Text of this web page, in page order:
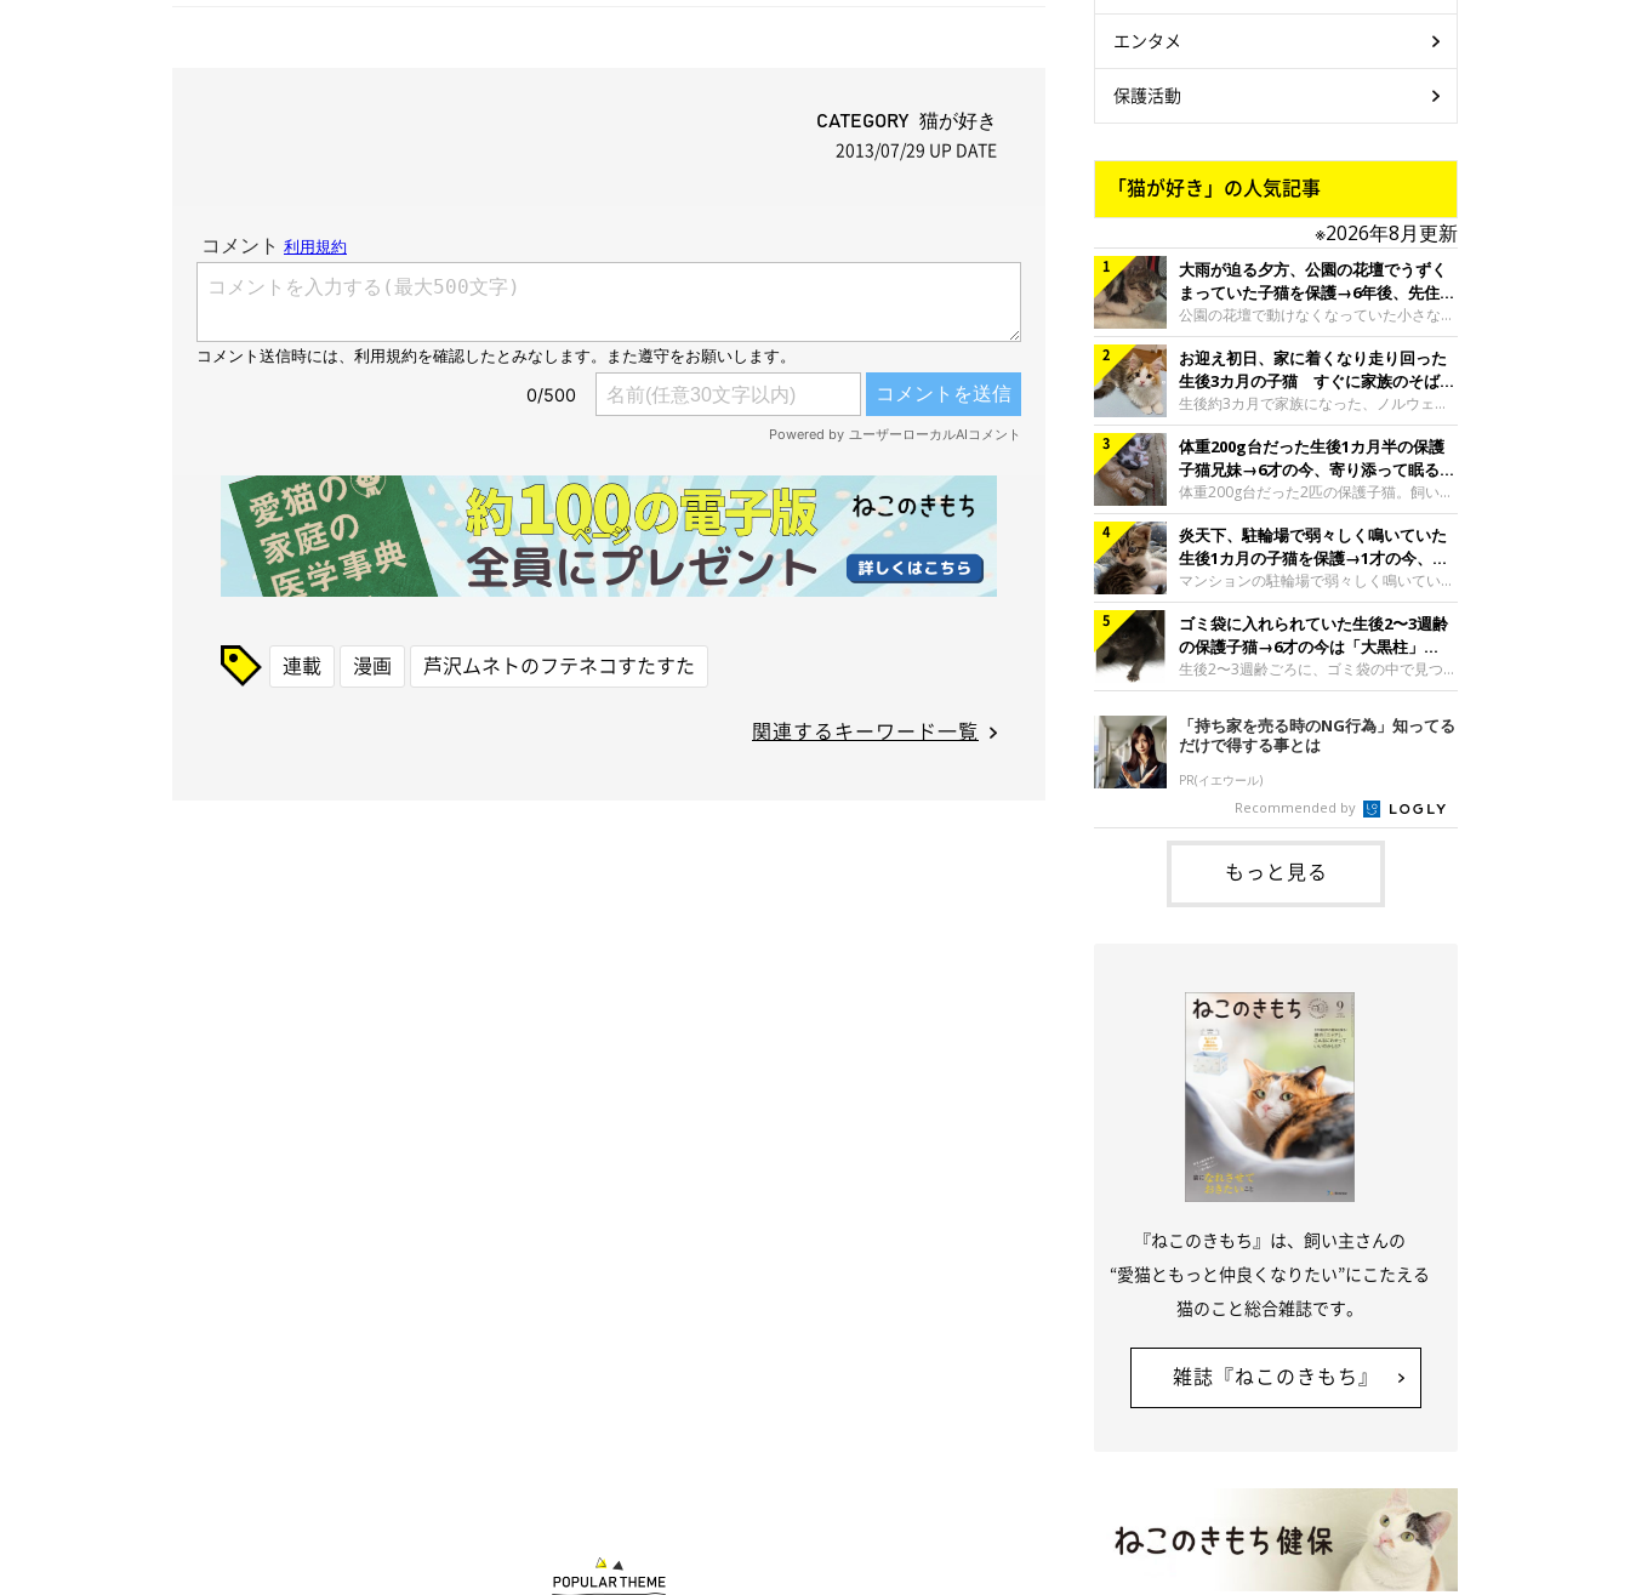
CATEGORY 猫が好き
2013/07/29 UP DATE
連載 漫画 芦沢ムネトのフテネコすたすた
関連するキーワード一覧
エンタメ
保護活動
「猫が好き」の人気記事
※2026年8月更新
大雨が迫る夕方、公園の花壇でうずく
まっていた子猫を保護→6年後、先住猫
と“姉妹”のような関係に
公園の花壇で動けなくなっていた小さな子
猫。家族に迎えられてから6年、先住猫と
の間には深い絆が育まれていました。保護
当時のティダちゃん。
@muumuu62197189紹介するのは、
X（旧Twitter）ユーザー
@muumuu62197189さんの愛猫・ティダ
ちゃん（取材時6才）の成長記録です。こ
ちらは、生後3カ月ごろのティダちゃん。
飼い主さんが出会ったのは、夜から大雨に
なると予報されていた日の夕方でした。花
壇で動けずにいた子猫保護したばかりのテ
ィダちゃん。@muumuu62197189飼い主
さんは、公園の
お迎え初日、家に着くなり走り回った
生後3カ月の子猫 すぐに家族のそばで
落ち着く姿に「迎えてよかった」
生後約3カ月で家族になった、ノルウェー
ジャンフォレストキャットの子猫。お迎え
翌日には、すでに家でくつろぐ様子を見せ
ていました。お迎え翌日、ベッドでうとう
とするむうちゃんお迎え翌日のむうちゃ
ん。@umimugi0304紹介するのは、
Instagramユーザー@umimugi0304さんの
愛猫・むうちゃん（撮影時、生後約3カ月
／ノルウェージャンフォレストキャッ
ト）。こちらは、お迎え翌日に撮影された
一枚。ゴハンをお腹いっぱい食べたむうち
ゃんは眠くなり、飼い主さん夫婦のベッド
でうとうとし始めたのだとか。飼い主さ
体重200g台だった生後1カ月半の保護
子猫兄妹→6才の今、寄り添って眠る姿
にほっこり！
体重200g台だった2匹の保護子猫。飼い主
さんの家族になってから6年、ともに成長
するなかで、2匹の関係にも少しずつ変化
が見られました。家族になったばかりの小
さな兄妹猫（写真上から）妹猫・てんちゃ
ん、兄猫・ラムくん。@ten_ramu紹介す
るのは、X（旧Twitter）ユーザー
@ten_ramuさんの愛猫・ラムくんとてん
ちゃん（ともに取材時6才）の成長記録で
す。この写真は、お迎えして間もない生後
グラム、てんちゃんは209グラムと、どち
らもとても小さな体でした。2匹
炎天下、駐輪場で弱々しく鳴いていた
生後1カ月の子猫を保護→1才の今、筋
肉質でツンデレなコに成長
マンションの駐輪場で弱々しく鳴いてい
た、生後1カ月ほどの子猫。家族に迎えら
れてから1年、体も行動も大きく成長しま
した。炎天下の駐輪場で鳴いていた小さな
子猫保護当時のモモちゃん。@Kingponzu
紹介するのは、X（旧Twitter）ユーザー
@Kingponzuさんの愛猫・モモちゃん（取
材時1才）の成長記録です。こちらは、モ
モちゃんが生後1カ月ごろに撮影された一
枚。飼い主さんの自宅マンションの駐輪場
で鳴いていたところを保護された当時の姿
です。子猫時代のモモちゃん。
@Kingponzuその日は気温が35℃を
ゴミ袋に入れられていた生後2〜3週齢
の保護子猫→6才の今は「大黒柱」
に！ 美しい黒猫に成長した姿にグッ
とくる
生後2〜3週齢ごろに、ゴミ袋の中で見つか
った小さな命。ミルクから育てられたその
子猫は今、家族に欠かせない存在へと成長
しました。ゴミ袋の中で見つかった、ミニ
モグラのような子猫よちよち歩きをしてい
たころの、生後2〜3週齢ごろのドンちゃ
ん。@doddou_1今回紹介するのは、
X（旧Twitter）ユーザー@doddou_1さん
の愛猫・ドンちゃん（取材時、推定6才／
本名：ドミトリー・ドンスコイ）。ドンち
ゃんは、保護猫でした。ドンちゃんが見つ
かったのは、飼い主さんの姉の勤め先の敷
「持ち家を売る時のNG行為」知ってる
だけで得する事とは
PR(イエウール)
Recommended by
もっと見る
『ねこのきもち』は、飼い主さんの
“愛猫ともっと仲良くなりたい”にこたえる
猫のこと総合雑誌です。
雑誌『ねこのきもち』